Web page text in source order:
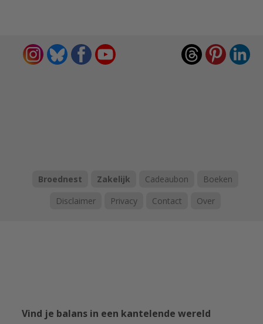
Broednest Zakelijk Cadeaubon
Boeken
Disclaimer
Privacy Contact Over
Vind je balans in een kantelende wereld